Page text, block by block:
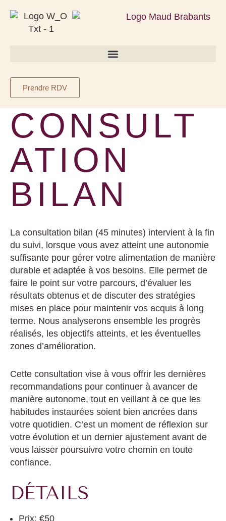
Prendre RDV
CONSULT
ATION
BILAN
La consultation bilan (45 minutes) intervient à la fin
du suivi, lorsque vous avez atteint une autonomie
suffisante pour gérer votre alimentation de manière
durable et adaptée à vos besoins. Elle permet de
faire le point sur votre parcours, d’évaluer les
résultats obtenus et de discuter des stratégies
mises en place pour maintenir vos acquis à long
terme. Nous analyserons ensemble les progrès
réalisés, les objectifs atteints, et les éventuelles
zones d’amélioration.
Cette consultation vise à vous offrir les dernières
recommandations pour continuer à avancer de
manière autonome, tout en veillant à ce que les
habitudes instaurées soient bien ancrées dans
votre quotidien. C’est un moment de réflexion sur
votre évolution et un dernier ajustement avant de
vous laisser poursuivre votre chemin en toute
confiance.
DÉTAILS
Prix: €50